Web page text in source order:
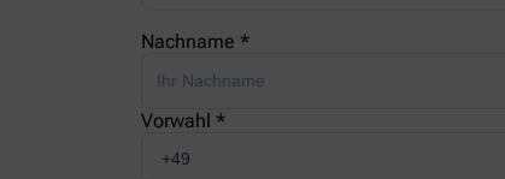
Nachname *
Vorwahl *